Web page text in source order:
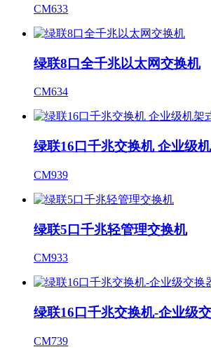
CM633
绿联8口全千兆以太网交换机
CM634
绿联16口千兆交换机 企业级
CM939
绿联5口千兆轻管理交换机
CM933
绿联16口千兆交换机-企业级
CM739